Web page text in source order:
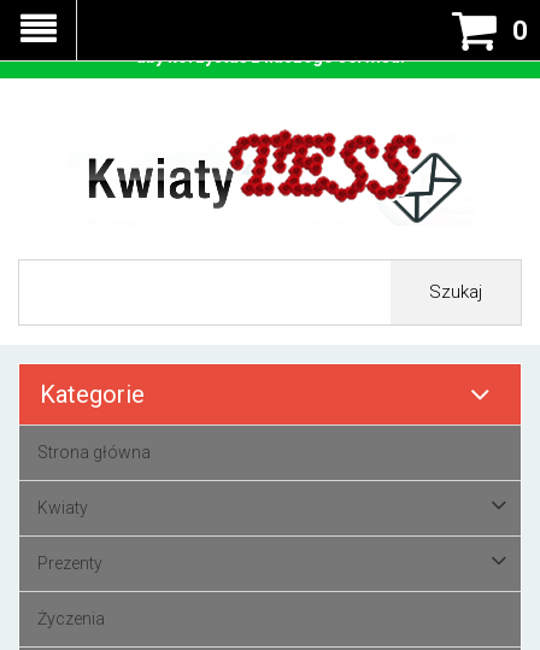
0
Szukaj
Kategorie
Strona główna
Kwiaty
Prezenty
Życzenia
Nasza strona korzysta z cookies - czyli tzw ciastek w celu
prawidłowego działania. Zaakceptuj przyjmowanie cookies
aby korzystać z naszego serwisu.